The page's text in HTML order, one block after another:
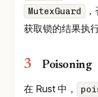
MutexGuard
获取锁的结果执
Poisoning
在 Rust 中，